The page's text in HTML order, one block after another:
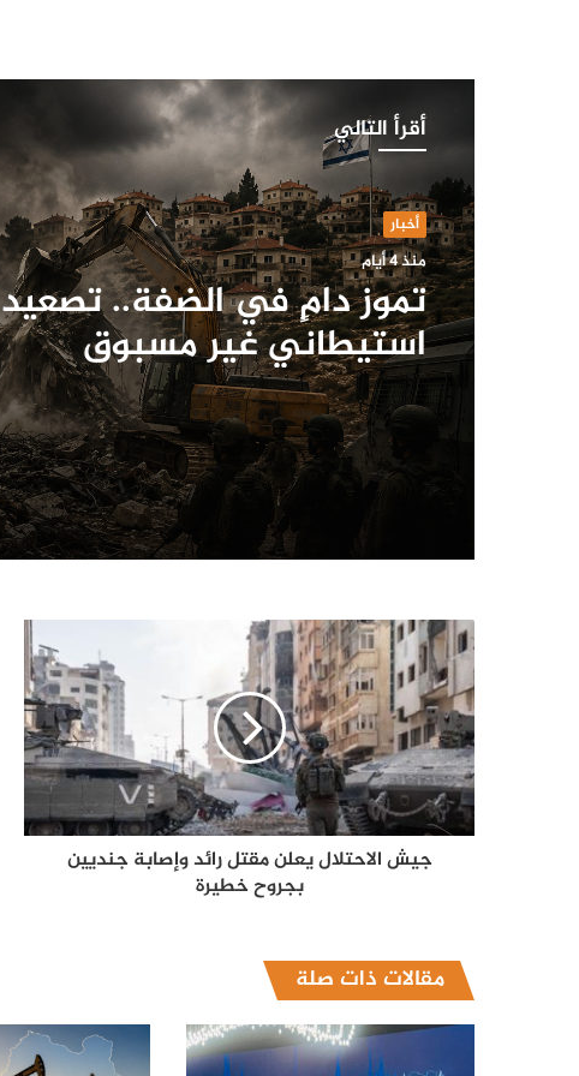
أقرأ التالي
أخبار
منذ 4 أيام
تموز دامٍ في الضفة.. تصعيد
استيطاني غير مسبوق
جيش الاحتلال يعلن مقتل رائد وإصابة جنديين
بجروح خطيرة
مقالات ذات صلة